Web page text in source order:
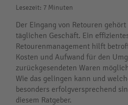
Lesezeit: 7 Minuten
Der Eingang von Retouren
täglichen Geschäft. Ein
Retourenmanagement hilft
Kosten und Aufwand für den
zurückgesendeten Waren
Wie das gelingen kann und
besonders erfolgversprechend
diesem Ratgeber.